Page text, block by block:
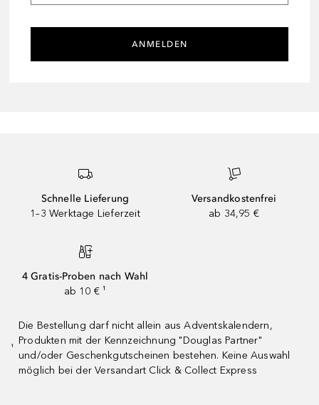
ANMELDEN
Schnelle Lieferung
1–3 Werktage Lieferzeit
Versandkostenfrei
ab 34,95 €
4 Gratis-Proben nach Wahl
ab 10 € ¹
¹
Die Bestellung darf nicht allein aus Adventskalendern,
Produkten mit der Kennzeichnung "Douglas Partner"
und/oder Geschenkgutscheinen bestehen. Keine Auswahl
möglich bei der Versandart Click & Collect Express